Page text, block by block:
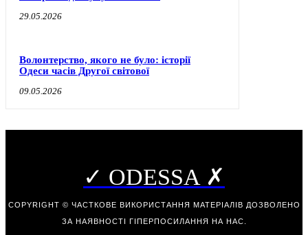
29.05.2026
Волонтерство, якого не було: історії
Одеси часів Другої світової
09.05.2026
✓ ODESSA ✗
COPYRIGHT © ЧАСТКОВЕ ВИКОРИСТАННЯ МАТЕРІАЛІВ ДОЗВОЛЕНО
ЗА НАЯВНОСТІ ГІПЕРПОСИЛАННЯ НА НАС.